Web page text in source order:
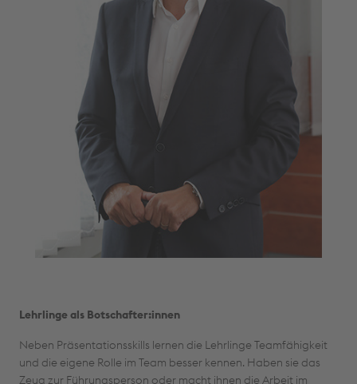
Lehrlinge als Botschafter:innen
Neben Präsentationsskills lernen die Lehrlinge Teamfähigkeit
und die eigene Rolle im Team besser kennen. Haben sie das
Zeug zur Führungsperson oder macht ihnen die Arbeit im